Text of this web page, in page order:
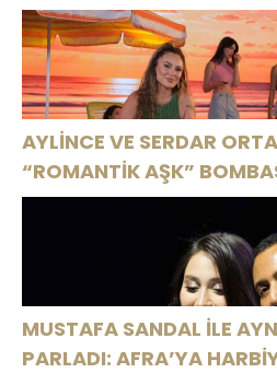
AYLİNCE VE SERDAR
“ROMANTİK AŞK”
MUSTAFA SANDAL İLE
PARLADI: AFRA’YA